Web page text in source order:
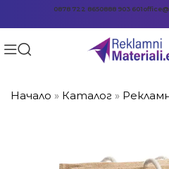
0878 722 8650888 903 601
Начало » Каталог »